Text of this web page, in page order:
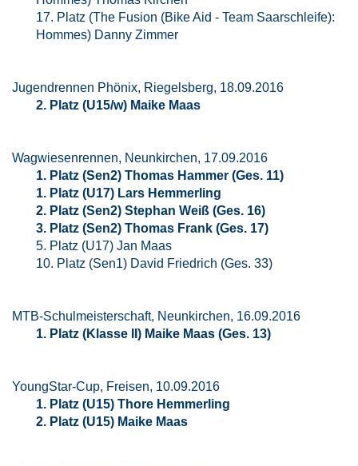
17. Platz (The Fusion (Bike Aid - Team Saarschleife):
Hommes) Danny Zimmer
Jugendrennen Phönix, Riegelsberg, 18.09.2016
2. Platz (U15/w) Maike Maas
Wagwiesenrennen, Neunkirchen, 17.09.2016
1. Platz (Sen2) Thomas Hammer (Ges. 11)
1. Platz (U17) Lars Hemmerling
2. Platz (Sen2) Stephan Weiß (Ges. 16)
3. Platz (Sen2) Thomas Frank (Ges. 17)
5. Platz (U17) Jan Maas
10. Platz (Sen1) David Friedrich (Ges. 33)
MTB-Schulmeisterschaft, Neunkirchen, 16.09.2016
1. Platz (Klasse II) Maike Maas (Ges. 13)
YoungStar-Cup, Freisen, 10.09.2016
1. Platz (U15) Thore Hemmerling
2. Platz (U15) Maike Maas